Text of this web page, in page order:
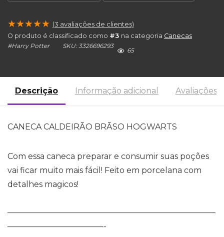
★★★★★ (3 avaliações de clientes)
O produto é classificado como #3 na categoria Canecas
65
#Harry Potter SKU:3326696293
Descrição Informação adicional Avaliações
CANECA CALDEIRÃO BRÃSO HOGWARTS
Com essa caneca preparar e consumir suas poções
vai ficar muito mais fácil! Feito em porcelana com
detalhes magicos!
——————————————————————————
————————————-